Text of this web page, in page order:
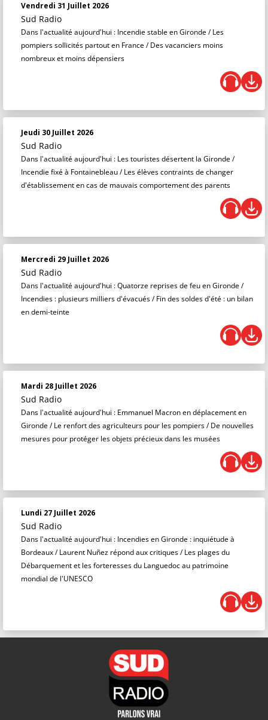
Vendredi 31 Juillet 2026
Sud Radio
Dans l'actualité aujourd'hui : Incendie stable en Gironde / Les
pompiers sollicités partout en France / Des vacanciers moins
nombreux et moins dépensiers
Jeudi 30 Juillet 2026
Sud Radio
Dans l'actualité aujourd'hui : Les touristes désertent la Gironde /
Incendie fixé à Fontainebleau / Les élèves contraints de changer
d'établissement en cas de mauvais comportement des parents
Mercredi 29 Juillet 2026
Sud Radio
Dans l'actualité aujourd'hui : Quatorze reprises de feu en Gironde /
Incendies : plusieurs milliers d'évacués / Fin des soldes d'été : un bilan
en demi-teinte
Mardi 28 Juillet 2026
Sud Radio
Dans l'actualité aujourd'hui : Emmanuel Macron en déplacement en
Gironde / Le renfort des agriculteurs pour les pompiers / De nouvelles
mesures pour protéger les objets précieux dans les musées
Lundi 27 Juillet 2026
Sud Radio
Dans l'actualité aujourd'hui : Incendies en Gironde : inquiétude à
Bordeaux / Laurent Nuñez répond aux critiques / Les plages du
Débarquement et les forteresses du Languedoc au patrimoine
mondial de l'UNESCO